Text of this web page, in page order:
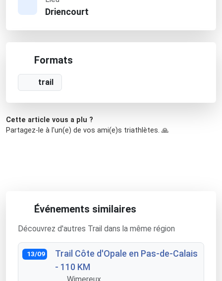
Driencourt
Formats
trail
Cette article vous a plu ?
Partagez-le à l'un(e) de vos ami(e)s triathlètes. 🙏
Événements similaires
Découvrez d'autres Trail dans la même région
13/09
Trail Côte d'Opale en Pas-de-Calais
- 110 KM